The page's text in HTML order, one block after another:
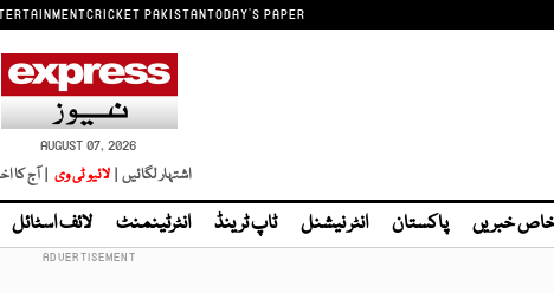
CRICKET PAKISTANTODAY'S PAPER
AUGUST 07, 2026
اشتہار لگائیں | لائیو ٹی وی | آج کا
خبریں پاکستان انٹر نیشنل ٹاپ ٹرینڈ انٹرٹینمنٹ لائف اسٹائل